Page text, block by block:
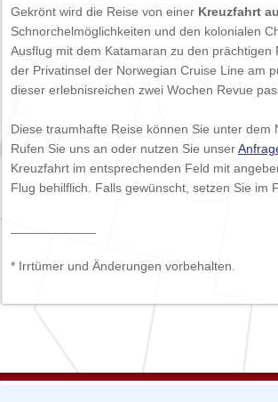
Gekrönt wird die Reise von einer Kreuzfahrt
Schnorchelmöglichkeiten und den kolonialen
Ausflug mit dem Katamaran zu den
der Privatinsel der Norwegian Cruise Line am
dieser erlebnisreichen zwei Wochen Revue
Diese traumhafte Reise können Sie unter dem
Rufen Sie uns an oder nutzen Sie unser
Kreuzfahrt im entsprechenden Feld mit
Flug behilflich. Falls gewünscht, setzen Sie im
* Irrtümer und Änderungen vorbehalten.